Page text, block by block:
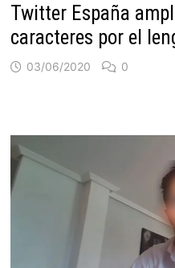
Twitter España
caracteres por el
03/06/2020 0